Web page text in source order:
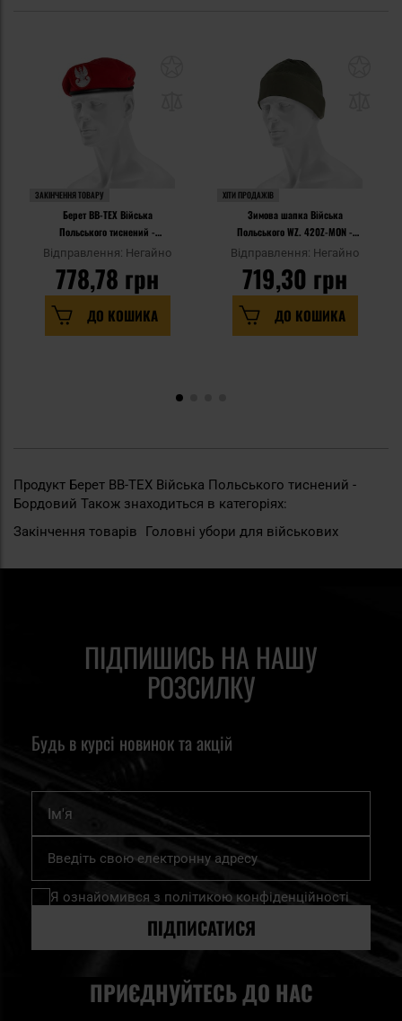
ЗАКІНЧЕННЯ ТОВАРУ
Берет BB-TEX Війська
Польського тиснений -
Червоний
Відправлення: Негайно
778,78 грн
ДО КОШИКА
ХІТИ ПРОДАЖІВ
Зимова шапка Війська
Польського WZ. 420Z-MON -
Зелена
Відправлення: Негайно
719,30 грн
ДО КОШИКА
Продукт Берет BB-TEX Війська Польського тиснений -
Бордовий Також знаходиться в категоріях:
Закінчення товарів
Головні убори для військових
ПІДПИШИСЬ НА НАШУ
РОЗСИЛКУ
Будь в курсі новинок та акцій
Підпишіться
нашу
розсилку
Я ознайомився з політикою конфіденційності
ПІДПИСАТИСЯ
ПРИЄДНУЙТЕСЬ ДО НАС